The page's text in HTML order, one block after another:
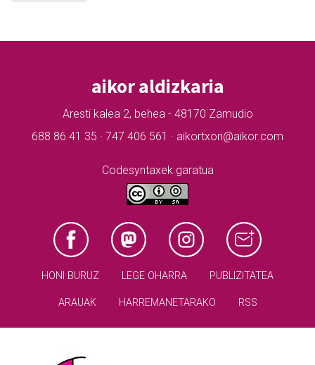
aikor aldizkaria
Aresti kalea 2, behea - 48170 Zamudio
688 86 41 35 · 747 406 561 · aikortxori@aikor.com
Codesyntaxek garatua
HONI BURUZ LEGE OHARRA PUBLIZITATEA
ARAUAK HARREMANETARAKO RSS